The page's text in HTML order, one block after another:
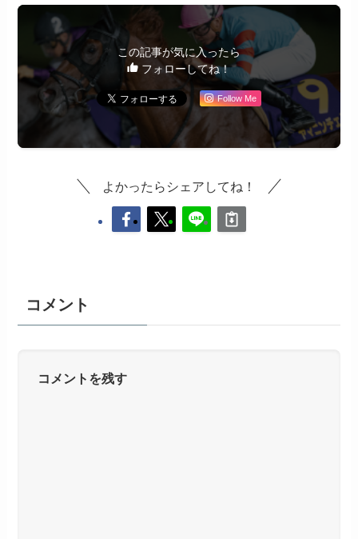
この記事が気に入ったら
フォローしてね！
Follow Me
よかったらシェアしてね！
コメント
コメントを残す